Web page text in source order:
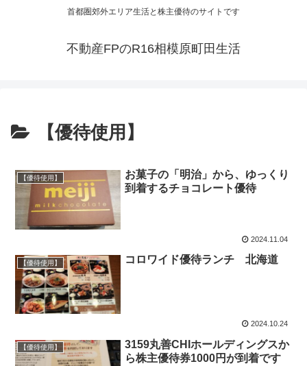
首都圏郊外エリア生活と株主優待のサイトです
不動産FPのR16相模原町田生活
【優待使用】
【優待使用】
お菓子の「明治」から、ゆっくり
到着するチョコレート優待
2024.11.04
【優待使用】 コロワイド優待ランチ 北海道
2024.10.24
【優待使用】
3159丸善CHIホールディングスか
ら株主優待券1000円が到着です